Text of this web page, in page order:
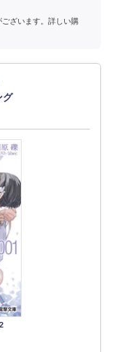
ざいます。詳しい購
グ